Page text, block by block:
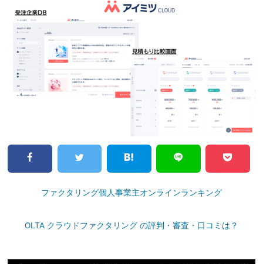
ファクタリング個人事業主オンラインランキング
OLTA クラウドファクタリング の評判・審査・口コミは？